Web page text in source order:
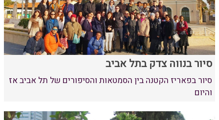
סיור בנווה צדק בתל אביב
סיור בפאריז הקטנה בין הסמטאות והסיפורים של תל אביב אז
והיום